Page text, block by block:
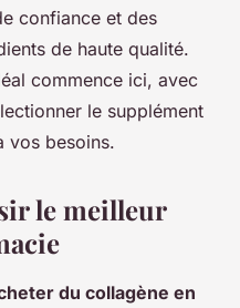
confiance et des
de haute qualité.
commence ici, avec
le supplément
vos besoins.
le meilleur
du collagène en